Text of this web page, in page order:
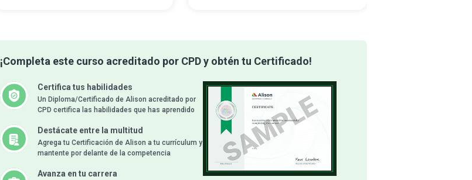
¡Completa este curso acreditado por CPD y obtén tu Certificado!
Certifica tus habilidades
Un Diploma/Certificado de Alison acreditado por
CPD certifica las habilidades que has aprendido
Destácate entre la multitud
Agrega tu Certificación de Alison a tu currículum y
mantente por delante de la competencia
Avanza en tu carrera